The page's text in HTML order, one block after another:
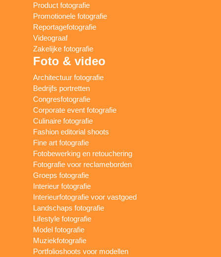
Product fotografie
Promotionele fotografie
Reportagefotografie
Videograaf
Zakelijke fotografie
Foto & video
Architectuur fotografie
Bedrijfs portretten
Congresfotografie
Corporate event fotografie
Culinaire fotografie
Fashion editorial shoots
Fine art fotografie
Fotobewerking en retouchering
Fotografie voor reclameborden
Groeps fotografie
Interieur fotografie
Interieurfotografie voor vastgoed
Landschaps fotografie
Lifestyle fotografie
Model fotografie
Muziekfotografie
Portfolioshoots voor modellen